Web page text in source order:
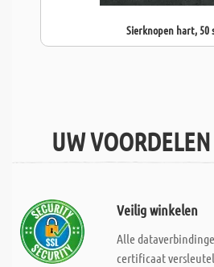
Sierknopen hart, 50
UW
Veilig winkelen
Alle
certificaat